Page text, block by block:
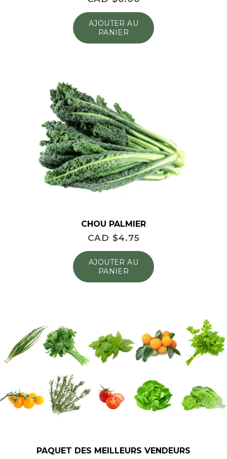
AJOUTER AU
PANIER
CHOU PALMIER
CAD $4.75
AJOUTER AU
PANIER
PAQUET DES MEILLEURS VENDEURS